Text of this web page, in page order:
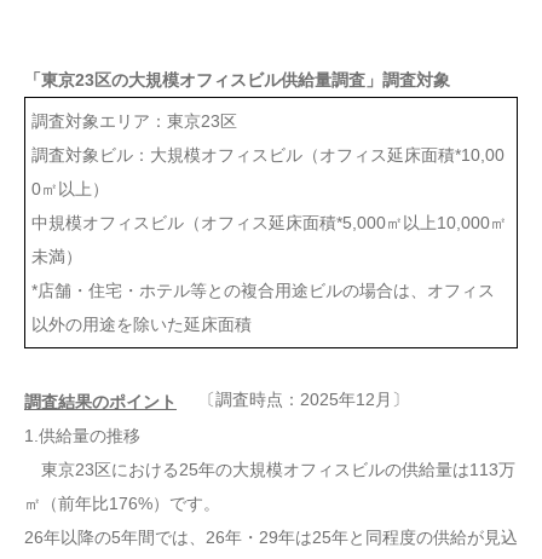
「東京23区の大規模オフィスビル供給量調査」調査対象
調査対象エリア：東京23区
調査対象ビル：大規模オフィスビル（オフィス延床面積*10,00
0㎡以上）
中規模オフィスビル（オフィス延床面積*5,000㎡以上10,000㎡
未満）
*店舗・住宅・ホテル等との複合用途ビルの場合は、オフィス
以外の用途を除いた延床面積
調査結果のポイント
〔調査時点：2025年12月〕
1.供給量の推移
東京23区における25年の大規模オフィスビルの供給量は113万
㎡（前年比176%）です。
26年以降の5年間では、26年・29年は25年と同程度の供給が見込